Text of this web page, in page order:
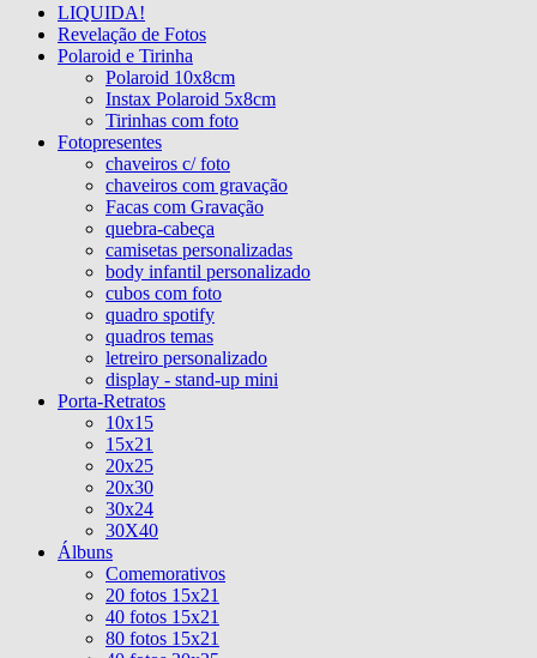
LIQUIDA!
Revelação de Fotos
Polaroid e Tirinha
Polaroid 10x8cm
Instax Polaroid 5x8cm
Tirinhas com foto
Fotopresentes
chaveiros c/ foto
chaveiros com gravação
Facas com Gravação
quebra-cabeça
camisetas personalizadas
body infantil personalizado
cubos com foto
quadro spotify
quadros temas
letreiro personalizado
display - stand-up mini
Porta-Retratos
10x15
15x21
20x25
20x30
30x24
30X40
Álbuns
Comemorativos
20 fotos 15x21
40 fotos 15x21
80 fotos 15x21